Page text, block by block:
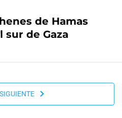
de Hamas
de Gaza